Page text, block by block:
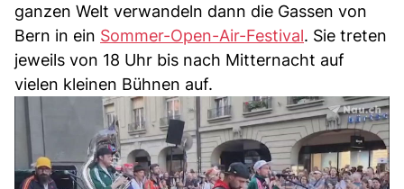
ganzen Welt verwandeln dann die Gassen von
Bern in ein Sommer-Open-Air-Festival. Sie treten
jeweils von 18 Uhr bis nach Mitternacht auf
vielen kleinen Bühnen auf.